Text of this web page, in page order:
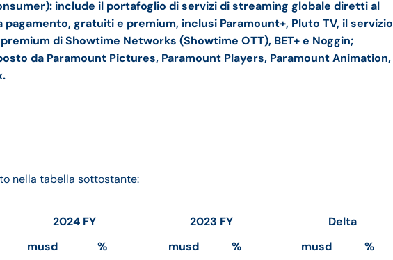
include il portafoglio di servizi di streaming globale diretti al
pagamento, gratuiti e premium, inclusi Paramount+, Pluto TV, il servizio
di Showtime Networks (Showtime OTT), BET+ e Noggin;
da Paramount Pictures, Paramount Players, Paramount Animation,
nella tabella sottostante:
2024 FY 2023 FY
Delta
musd
% musd % musd
%